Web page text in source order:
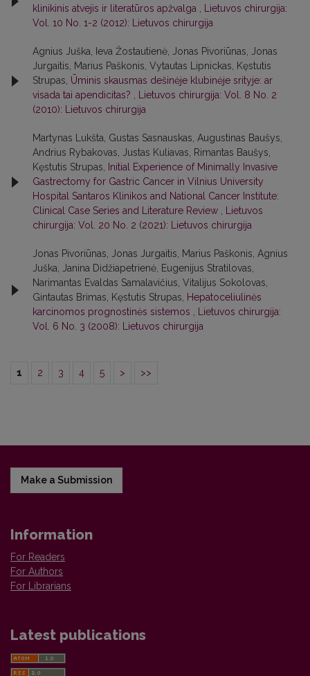
klinikinis atvejis ir literatūros apžvalga
Lietuvos chirurgija:
Vol. 10 No. 1-2 (2012): Lietuvos chirurgija
Agnius Juška, Ieva Žostautienė, Jonas Pivoriūnas, Jonas
Jurgaitis, Marius Paškonis, Vytautas Lipnickas, Kęstutis
Strupas, Ūminis skausmas dešinėje klubinėje srityje: ar
visada tai apendicitas?
Lietuvos chirurgija: Vol. 8 No. 2
(2010): Lietuvos chirurgija
Martynas Lukšta, Gustas Sasnauskas, Augustinas Baušys,
Andrius Rybakovas, Justas Kuliavas, Rimantas Baušys,
Kęstutis Strupas,
Initial Experience of Minimally Invasive
Gastrectomy for Gastric Cancer in Vilnius University
Hospital Santaros Klinikos and National Cancer Institute:
Clinical Case Series and Literature Review
Lietuvos
chirurgija: Vol. 20 No. 2 (2021): Lietuvos chirurgija
Jonas Pivoriūnas, Jonas Jurgaitis, Marius Paškonis, Agnius
Juška, Janina Didžiapetrienė, Eugenijus Stratilovas,
Narimantas Evaldas Samalavičius, Vitalijus Sokolovas,
Gintautas Brimas, Kęstutis Strupas,
Hepatoceliulinės
karcinomos prognostinės sistemos
Lietuvos chirurgija:
Vol. 6 No. 3 (2008): Lietuvos chirurgija
1 2 3 4 5 > >>
Make a Submission
Information
For Readers
For Authors
For Librarians
Latest publications